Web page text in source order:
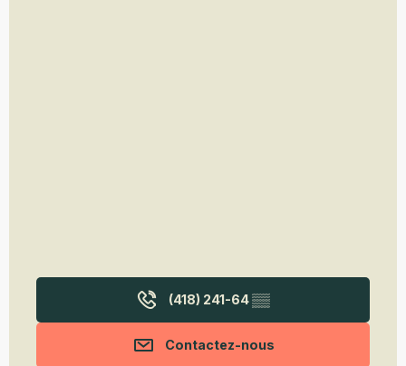
(418) 241-64▒▒
Contactez-nous